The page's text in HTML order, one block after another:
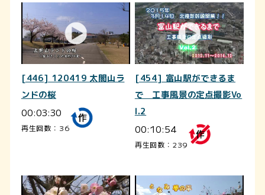
[446] 120419 太閤山ラ
ンドの桜
00:03:30
再生回数：36
[454] 富山駅ができるま
で 工事風景の定点撮影Vo
l.2
00:10:54
再生回数：239